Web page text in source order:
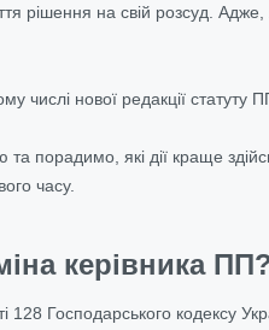
рішення на свій розсуд.
нової редакції статуту
порадимо, які дії краще
часу.
керівника
128 Господарського кодексу